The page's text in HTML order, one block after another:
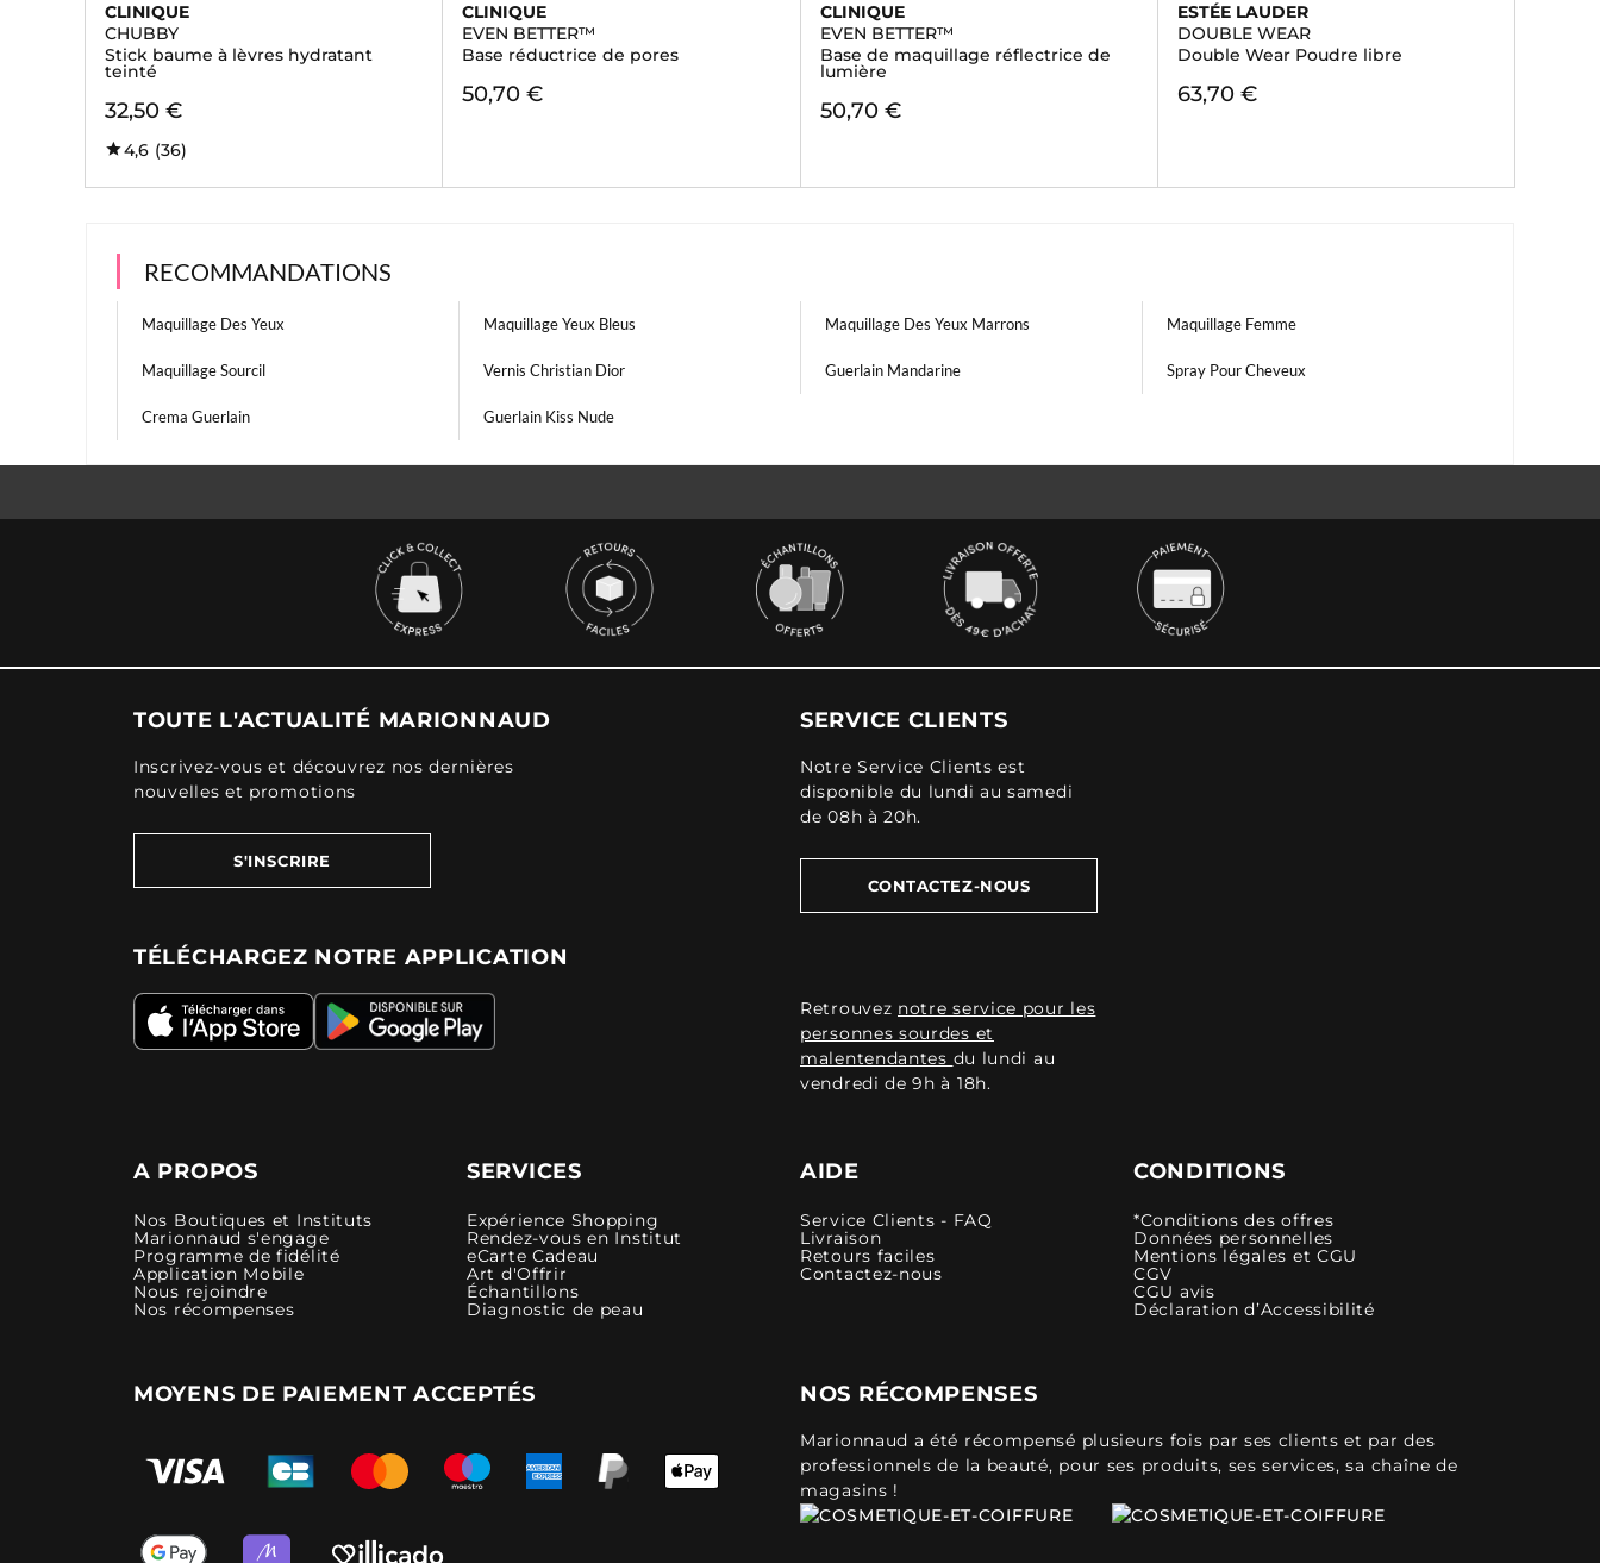
CLINIQUE
CHUBBY
Stick baume à lèvres hydratant
teinté
32,50 €
4,6 (36)
CLINIQUE
EVEN BETTER™
Base réductrice de pores
50,70 €
CLINIQUE
EVEN BETTER™
Base de maquillage réflectrice de
lumière
50,70 €
ESTÉE LAUDER
DOUBLE WEAR
Double Wear Poudre libre
63,70 €
RECOMMANDATIONS
Maquillage Des Yeux Maquillage Yeux Bleus Maquillage Des Yeux Marrons Maquillage Femme
Maquillage Sourcil Vernis Christian Dior Guerlain Mandarine Spray Pour Cheveux
Crema Guerlain Guerlain Kiss Nude
TOUTE L'ACTUALITÉ MARIONNAUD
Inscrivez-vous et découvrez nos dernières
nouvelles et promotions
S'INSCRIRE
TÉLÉCHARGEZ NOTRE APPLICATION
SERVICE CLIENTS
Notre Service Clients est
disponible du lundi au samedi
de 08h à 20h.
CONTACTEZ-NOUS
Retrouvez notre service pour les
personnes sourdes et
malentendantes du lundi au
vendredi de 9h à 18h.
A PROPOS
Nos Boutiques et Instituts
Marionnaud s'engage
Programme de fidélité
Application Mobile
Nous rejoindre
Nos récompenses
SERVICES
Expérience Shopping
Rendez-vous en Institut
eCarte Cadeau
Art d'Offrir
Échantillons
Diagnostic de peau
AIDE
Service Clients - FAQ
Livraison
Retours faciles
Contactez-nous
CONDITIONS
*Conditions des offres
Données personnelles
Mentions légales et CGU
CGV
CGU avis
Déclaration d’Accessibilité
MOYENS DE PAIEMENT ACCEPTÉS NOS RÉCOMPENSES
Marionnaud a été récompensé plusieurs fois par ses clients et par des
professionnels de la beauté, pour ses produits, ses services, sa chaîne de
magasins !